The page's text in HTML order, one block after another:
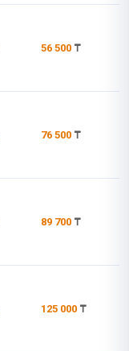
56 500 ₸
76 500 ₸
89 700 ₸
125 000 ₸